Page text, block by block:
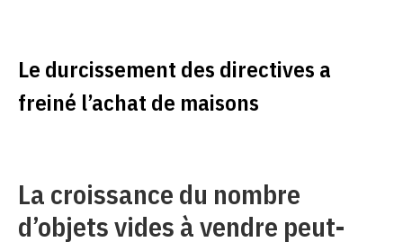
Le durcissement des directives a
freiné l’achat de maisons
La croissance du nombre
d’objets vides à vendre peut-